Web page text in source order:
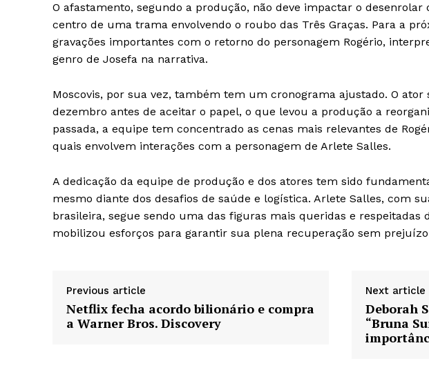
SAIBA MAIS
O afastamento, segundo a produção, não deve impactar o
centro de uma trama envolvendo o roubo das Três Graças. Para a
gravações importantes com o retorno do personagem Rogério,
genro de Josefa na narrativa.
Moscovis, por sua vez, também tem um cronograma ajustado. O
dezembro antes de aceitar o papel, o que levou a produção a
passada, a equipe tem concentrado as cenas mais relevantes de
quais envolvem interações com a personagem de Arlete Salles.
A dedicação da equipe de produção e dos atores tem sido
mesmo diante dos desafios de saúde e logística. Arlete Salles, com
brasileira, segue sendo uma das figuras mais queridas e respeitadas
mobilizou esforços para garantir sua plena recuperação sem
Previous article
Netflix fecha acordo bilionário e compra
a Warner Bros. Discovery
Next article
Deborah
“Bruna